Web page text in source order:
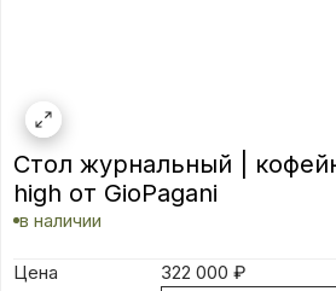
Стол журнальный |
high от GioPagani
в наличии
Цена 322 000 ₽